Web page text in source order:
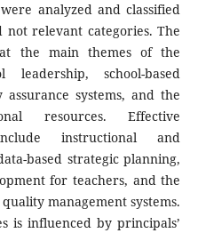
analyzed and classified
relevant categories. The
the main themes of the
school-based
systems, and the
resources. Effective
instructional and
based strategic planning,
for teachers, and the
management systems.
is influenced by principals’